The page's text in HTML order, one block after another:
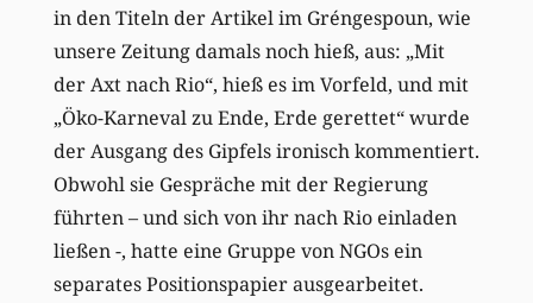
in den Titeln der Artikel im Gréngespoun, wie
unsere Zeitung damals noch hieß, aus: „Mit
der Axt nach Rio“, hieß es im Vorfeld, und mit
„Öko-Karneval zu Ende, Erde gerettet“ wurde
der Ausgang des Gipfels ironisch kommentiert.
Obwohl sie Gespräche mit der Regierung
führten – und sich von ihr nach Rio einladen
ließen -, hatte eine Gruppe von NGOs ein
separates Positionspapier ausgearbeitet.